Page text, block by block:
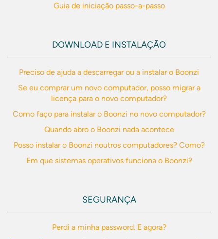
Guia de iniciação passo-a-passo
DOWNLOAD E INSTALAÇÃO
Preciso de ajuda a descarregar ou a instalar o Boonzi
Se eu comprar um novo computador, posso migrar a
licença para o novo computador?
Como faço para instalar o Boonzi no novo computador?
Quando abro o Boonzi nada acontece
Posso instalar o Boonzi noutros computadores? Como?
Em que sistemas operativos funciona o Boonzi?
SEGURANÇA
Perdi a minha password. E agora?